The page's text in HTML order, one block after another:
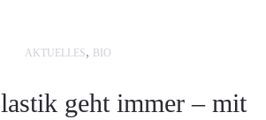
AKTUELLES, BIO
geht immer – mit